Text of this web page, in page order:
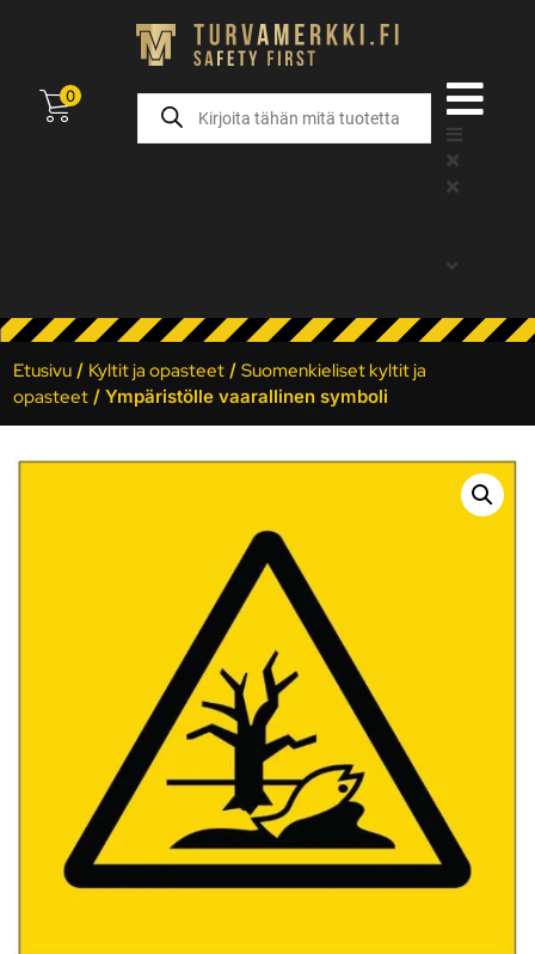
0
Etusivu / Kyltit ja opasteet /Suomenkieliset kyltit ja
opasteet / Ympäristölle vaarallinen symboli